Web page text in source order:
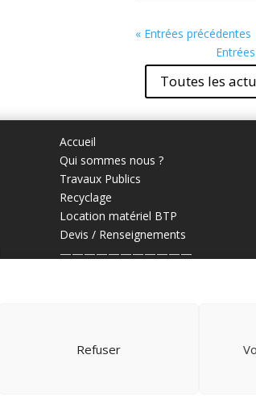
Refuser
« Entrées précédentes
Toutes les
Accueil
Qui sommes nous ?
Travaux Publics
Recyclage
Location matériel BTP
Devis / Renseignements
———————————